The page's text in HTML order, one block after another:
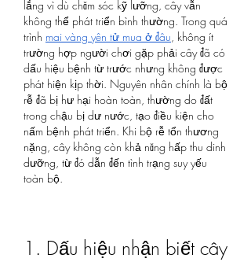
lắng vì dù chăm sóc kỹ lưỡng, cây vẫn
không thể phát triển bình thường. Trong quá
trình mai vàng yên tử mua ở đâu , không ít
trường hợp người chơi gặp phải cây đã có
dấu hiệu bệnh từ trước nhưng không được
phát hiện kịp thời. Nguyên nhân chính là bộ
rễ đã bị hư hại hoàn toàn, thường do đất
trong chậu bị dư nước, tạo điều kiện cho
nấm bệnh phát triển. Khi bộ rễ tổn thương
nặng, cây không còn khả năng hấp thu dinh
dưỡng, từ đó dẫn đến tình trạng suy yếu
toàn bộ.
1. Dấu hiệu nhận biết cây